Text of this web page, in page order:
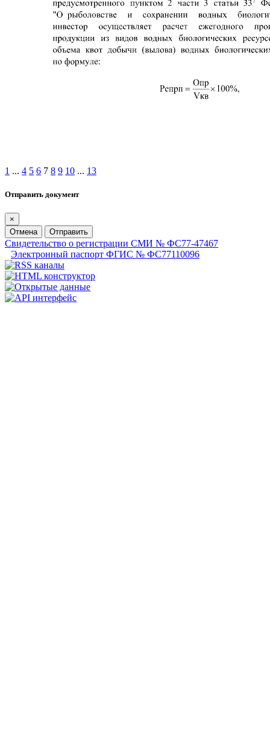
1 ... 4 5 6 7 8 9 10 ... 13
Отправить документ
×
Отмена
Отправить
Свидетельство о регистрации СМИ № ФС77-47467
Электронный паспорт ФГИС № ФС77110096